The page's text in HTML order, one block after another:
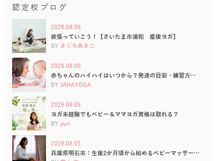
認定校ブログ
2026.08.06
欲張っていこう！【さいたま市浦和 産後ヨガ】
BY きくちあきこ
2026.08.06
赤ちゃんのハイハイはいつから？発達の目安・練習方…
BY JAHAYOGA
2026.08.05
ヨガ未経験でもベビー＆ママヨガ資格は取れる？
BY yuri
2026.08.05
兵庫県明石市：生後2か月頃から始めるベビーマッサー…